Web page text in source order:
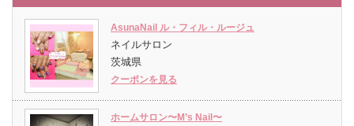
AsunaNail ル・フィル・ルージュ
ネイルサロン
茨城県
クーポンを見る
ホームサロン〜M’s Nail〜